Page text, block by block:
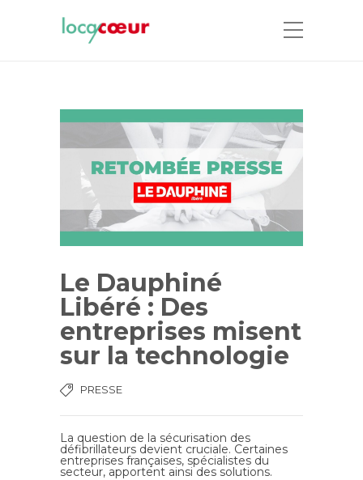
Le Dauphiné
Libéré : Des
entreprises misent
sur la technologie
PRESSE
La question de la sécurisation des
défibrillateurs devient cruciale. Certaines
entreprises françaises, spécialistes du
secteur, apportent ainsi des solutions.